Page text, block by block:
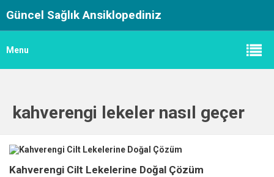
Güncel Sağlık Ansiklopediniz
Menu
kahverengi lekeler nasıl geçer
Kahverengi Cilt Lekelerine Doğal Çözüm